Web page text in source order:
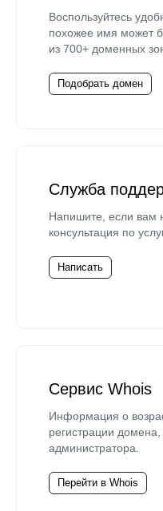
Воспользуйтесь
похожее имя может
из 700+ доменных
Подобрать домен
Служба
Напишите, если вам
консультация по
Написать
Сервис Whois
Информация о
регистрации домена,
администратора.
Перейти в Whois